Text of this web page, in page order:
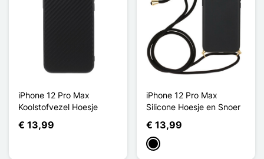
iPhone 12 Pro Max
Koolstofvezel Hoesje
€ 13,99
iPhone 12 Pro Max
Silicone Hoesje en Snoer
€ 13,99
Zwart